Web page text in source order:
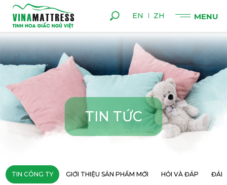
EN ZH
TIN TỨC
TIN CÔNG TY GIỚI THIỆU SẢN PHẨM MỚI HỎI VÀ ĐÁP